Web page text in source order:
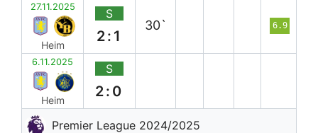
27.11.2025
Heim
S
2:1
30` 6.9
6.11.2025
Heim
S
2:0
Premier League 2024/2025